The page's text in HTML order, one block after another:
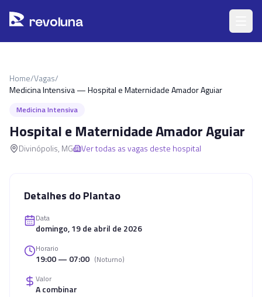
revoluna
Home/Vagas/
Medicina Intensiva — Hospital e Maternidade Amador Aguiar
Medicina Intensiva
Hospital e Maternidade Amador Aguiar
Divinópolis, MG Ver todas as vagas deste hospital
Detalhes do Plantao
Data
domingo, 19 de abril de 2026
Horario
19:00 — 07:00 (Noturno)
Valor
A combinar